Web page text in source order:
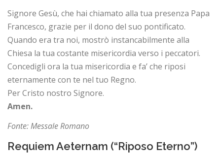
Signore Gesù, che hai chiamato alla tua presenza Papa
Francesco, grazie per il dono del suo pontificato.
Quando era tra noi, mostrò instancabilmente alla
Chiesa la tua costante misericordia verso i peccatori.
Concedigli ora la tua misericordia e fa’ che riposi
eternamente con te nel tuo Regno.
Per Cristo nostro Signore.
Amen.
Fonte: Messale Romano
Requiem Aeternam (“Riposo Eterno”)